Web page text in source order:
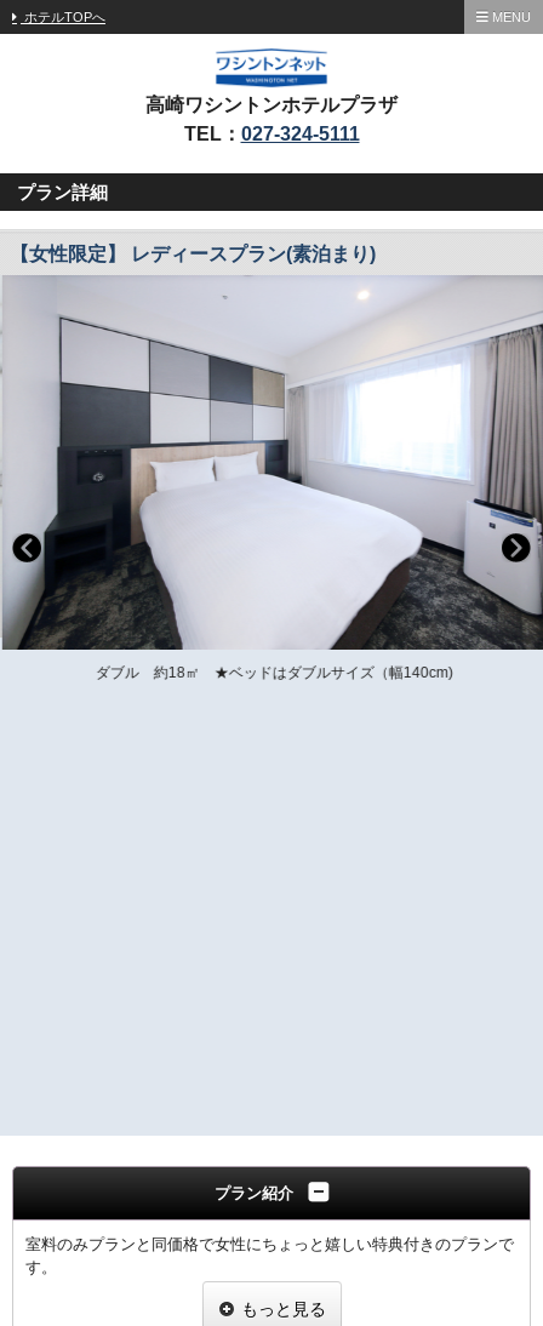
ホテルTOPへ MENU
高崎ワシントンホテルプラザ
TEL： 027-324-5111
プラン詳細
【女性限定】 レディースプラン(素泊まり)
ダブル 約18㎡ ★ベッドはダブルサイズ（幅140cm)
プラン紹介
室料のみプランと同価格で女性にちょっと嬉しい特典付きのプランで
す。
ヒーリング・コスメ系グッズの中から2点お選びいただけます。
もっと見る